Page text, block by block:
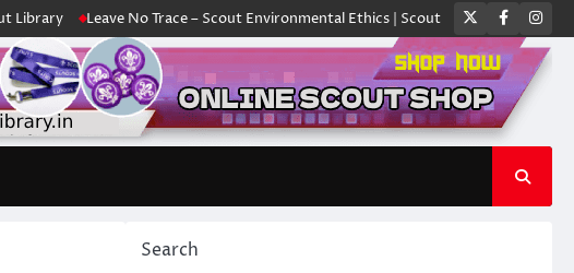
Leave No Trace – Scout Environmental Ethics | Scout Library ക്യാമ്പിൽ ഓരോ
Twitter
Search